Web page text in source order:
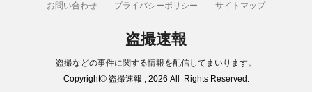
お問い合わせ プライバシーポリシー サイトマップ
盗撮速報
盗撮などの事件に関する情報を配信してまいります。
Copyright© 盗撮速報 , 2026 All Rights Reserved.